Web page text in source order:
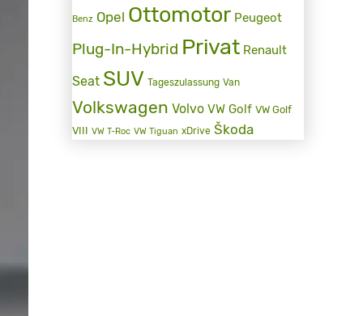
Benz Opel Ottomotor Peugeot
Plug-In-Hybrid Privat Renault
Seat SUV Tageszulassung Van
Volkswagen Volvo VW Golf VW Golf
VIII VW T-Roc VW Tiguan xDrive Škoda